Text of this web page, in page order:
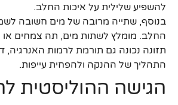
להשפיע שלילית על איכות החלב.
בנוסף, שתייה מרובה של מים חשובה
החלב. מומלץ לשתות מים, תה צמחים או
תזונה נכונה גם תורמת לרמות האנרגיה,
התהליך של ההנקה ולהפחית עייפות.
הגישה ההוליסטית